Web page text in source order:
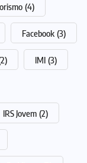
(4)
Facebook (3)
IMI (3)
IRS Jovem (2)